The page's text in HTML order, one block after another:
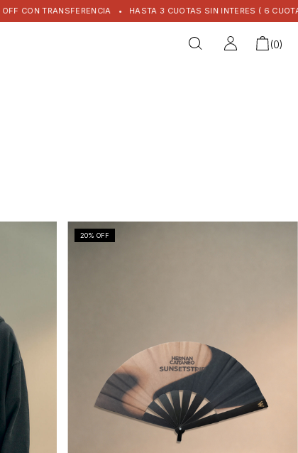
TRANSFERENCIA • HASTA 3 CUOTAS SIN INTERES ( 6 CUOTAS
(0)
20% OFF